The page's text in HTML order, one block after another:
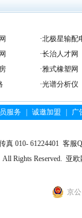
·北极星输配
·长治人才网
·雅式橡塑网
·光谱分析仪
服务 诚邀加盟 广
真 010- 61224401 客服
All Rights Reserved. 亚
京公